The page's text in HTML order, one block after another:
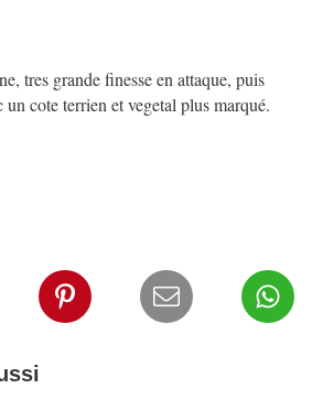
tres grande finesse en attaque, puis
un cote terrien et vegetal plus marqué.